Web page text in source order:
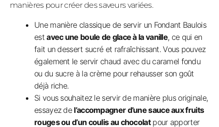
manières pour créer des saveurs variées.
Une manière classique de servir un Fondant Baulois
estavec une boule de glace à la vanille, ce qui en
fait un dessert sucré et rafraîchissant. Vous pouvez
également le servir chaud avec du caramel fondu
ou du sucre à la crème pour rehausser son goût
déjà riche.
Si vous souhaitez le servir de manière plus originale,
essayez de l’accompagner d’une sauce aux fruits
rouges ou d’un coulis au chocolatpour apporter